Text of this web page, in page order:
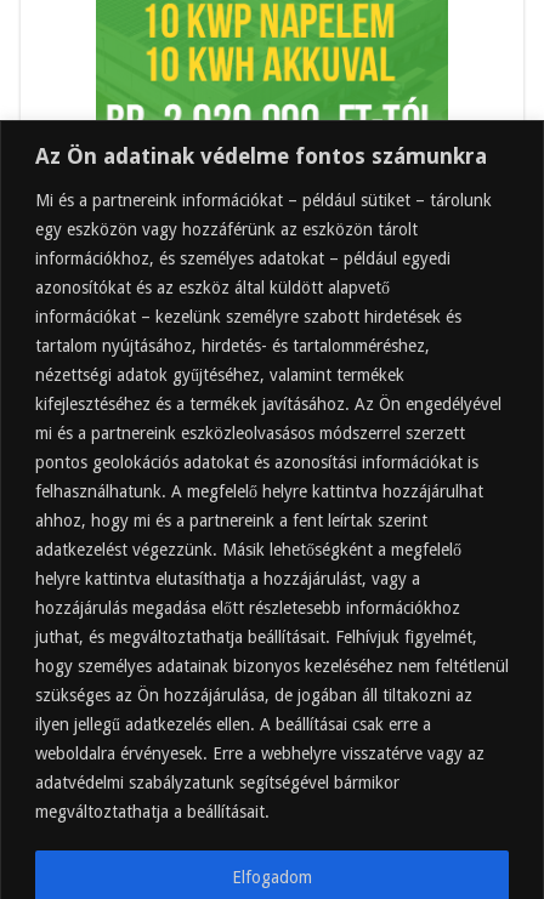
Az Ön adatinak védelme fontos számunkra
Mi és a partnereink információkat – például sütiket – tárolunk
egy eszközön vagy hozzáférünk az eszközön tárolt
információkhoz, és személyes adatokat – például egyedi
azonosítókat és az eszköz által küldött alapvető
információkat – kezelünk személyre szabott hirdetések és
tartalom nyújtásához, hirdetés- és tartalomméréshez,
nézettségi adatok gyűjtéséhez, valamint termékek
kifejlesztéséhez és a termékek javításához. Az Ön engedélyével
mi és a partnereink eszközleolvasásos módszerrel szerzett
pontos geolokációs adatokat és azonosítási információkat is
felhasználhatunk. A megfelelő helyre kattintva hozzájárulhat
ahhoz, hogy mi és a partnereink a fent leírtak szerint
adatkezelést végezzünk. Másik lehetőségként a megfelelő
helyre kattintva elutasíthatja a hozzájárulást, vagy a
hozzájárulás megadása előtt részletesebb információkhoz
juthat, és megváltoztathatja beállításait. Felhívjuk figyelmét,
hogy személyes adatainak bizonyos kezeléséhez nem feltétlenül
szükséges az Ön hozzájárulása, de jogában áll tiltakozni az
ilyen jellegű adatkezelés ellen. A beállításai csak erre a
weboldalra érvényesek. Erre a webhelyre visszatérve vagy az
adatvédelmi szabályzatunk segítségével bármikor
megváltoztathatja a beállításait.
Elfogadom
Felkapott
Almaecet mire jó? 21 gyakori felhasználási
terület
2025.10.31.
Almaecet fogyasztása: mikor, mennyit, mivel
hígítva?
2025.10.30.
Almaecet hatása a szervezetre –
Mit mond a kutatás?
2025.10.15.
Almaecet – Teljes útmutató:
hatások, felhasználás, kockázatok,
beszerzés
2025.10.14.
Ipari napelem cégeknek – esettanulmányok és
ajánlatkérés